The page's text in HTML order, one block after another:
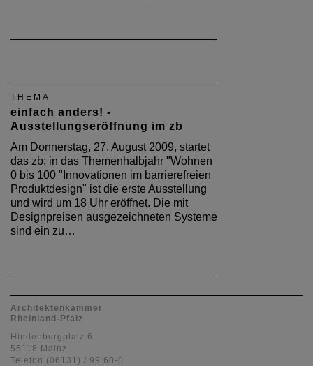
THEMA
einfach anders! -
Ausstellungseröffnung im zb
Am Donnerstag, 27. August 2009, startet
das zb: in das Themenhalbjahr "Wohnen
0 bis 100 "Innovationen im barrierefreien
Produktdesign" ist die erste Ausstellung
und wird um 18 Uhr eröffnet. Die mit
Designpreisen ausgezeichneten Systeme
sind ein zu…
Architektenkammer
Rheinland-Pfalz
Hindenburgplatz 6
55118 Mainz
Telefon (06131) / 99 60-0